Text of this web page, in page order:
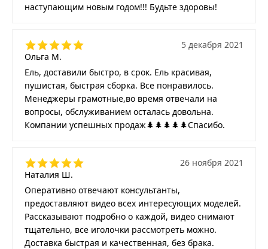
наступающим новым годом!!! Будьте здоровы!
Ольга М.
5 декабря 2021
Ель, доставили быстро, в срок. Ель красивая,
пушистая, быстрая сборка. Все понравилось.
Менеджеры грамотные,во время отвечали на
вопросы, обслуживанием осталась довольна.
Компании успешных продаж🌲🌲🌲🌲🌲Спасибо.
Наталия Ш.
26 ноября 2021
Оперативно отвечают консультанты,
предоставляют видео всех интересующих моделей.
Рассказывают подробно о каждой, видео снимают
тщательно, все иголочки рассмотреть можно.
Доставка быстрая и качественная, без брака.